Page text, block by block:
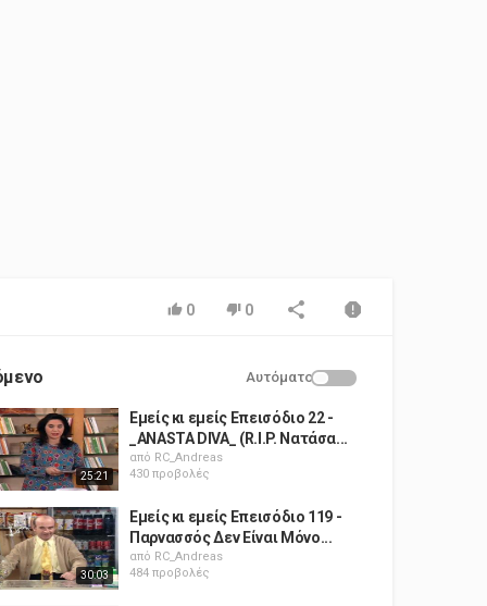
0 0
Αυτόματο
25:21
Εμείς κι εμείς Επεισόδιο 22 -
_ANASTA DIVA_ (R.I.P. Νατάσα...
από RC_Andreas
430 προβολές
30:03
Εμείς κι εμείς Επεισόδιο 119 -
Παρνασσός Δεν Είναι Μόνο...
από RC_Andreas
484 προβολές